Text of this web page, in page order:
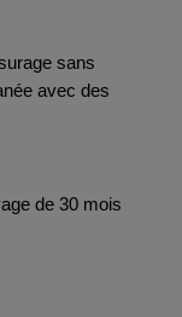
sans
avec des
de 30 mois